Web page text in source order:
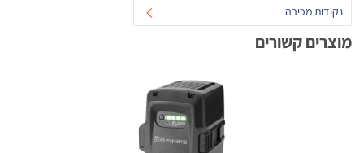
נקודות מכירה
מוצרים קשורים